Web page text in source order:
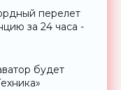
перелет
за 24 часа -
будет